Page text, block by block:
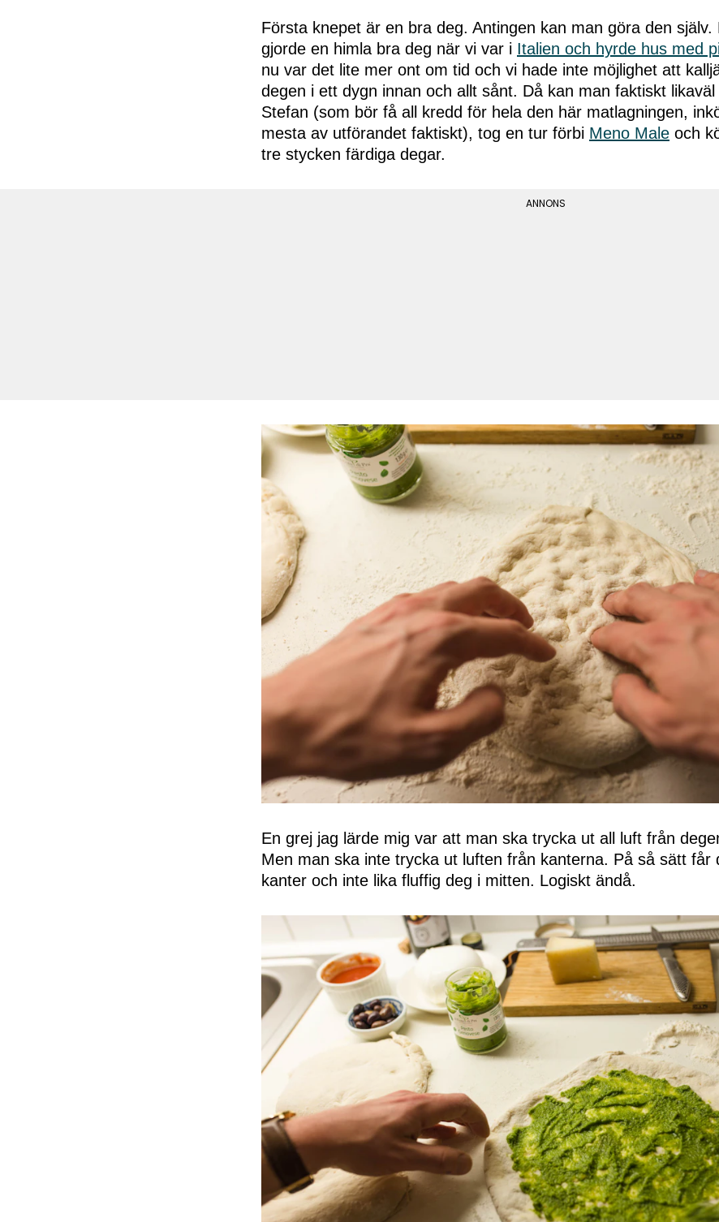
Första knepet är en bra deg. Antingen kan man göra den själv.
gjorde en himla bra deg när vi var i Italien och hyrde hus med
nu var det lite mer ont om tid och vi hade inte möjlighet att
degen i ett dygn innan och allt sånt. Då kan man faktiskt
Stefan (som bör få all kredd för hela den här matlagningen,
mesta av utförandet faktiskt), tog en tur förbi Meno Male och
tre stycken färdiga degar.
En grej jag lärde mig var att man ska trycka ut all luft från
Men man ska inte trycka ut luften från kanterna. På så sätt får
kanter och inte lika fluffig deg i mitten. Logiskt ändå.